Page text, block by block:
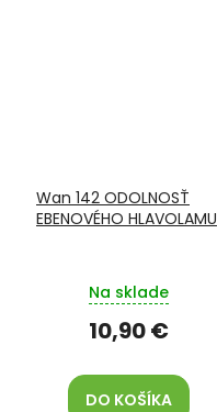
Wan 142 ODOLNOSŤ
EBENOVÉHO HLAVOLAMU
Na sklade
10,90 €
DO KOŠÍKA